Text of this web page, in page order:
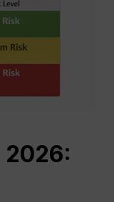
2026: